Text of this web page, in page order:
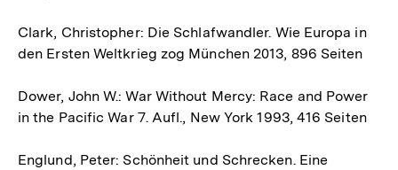
Clark, Christopher: Die Schlafwandler. Wie Europa in
den Ersten Weltkrieg zog München 2013, 896 Seiten
Dower, John W.: War Without Mercy: Race and Power
in the Pacific War 7. Aufl., New York 1993, 416 Seiten
Englund, Peter: Schönheit und Schrecken. Eine